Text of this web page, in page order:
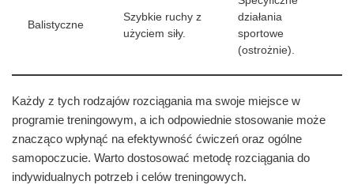
Balistyczne
Szybkie ruchy z
użyciem siły.
działania
sportowe
(ostrożnie).
Każdy z tych rodzajów rozciągania ma swoje miejsce w
programie treningowym, a ich odpowiednie stosowanie może
znacząco wpłynąć na efektywność ćwiczeń oraz ogólne
samopoczucie. Warto dostosować metodę rozciągania do
indywidualnych potrzeb i celów treningowych.